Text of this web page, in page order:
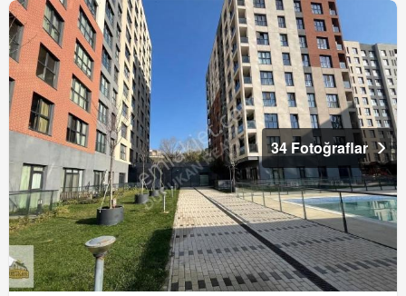
34 Fotoğraflar